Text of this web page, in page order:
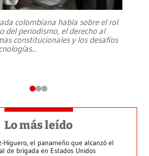
colombiana habla sobre el rol
del periodismo, el derecho al
constitucionales y los desafíos
...
Lo más leído
Higuero, el panameño que alcanzó el
de brigada en Estados Unidos